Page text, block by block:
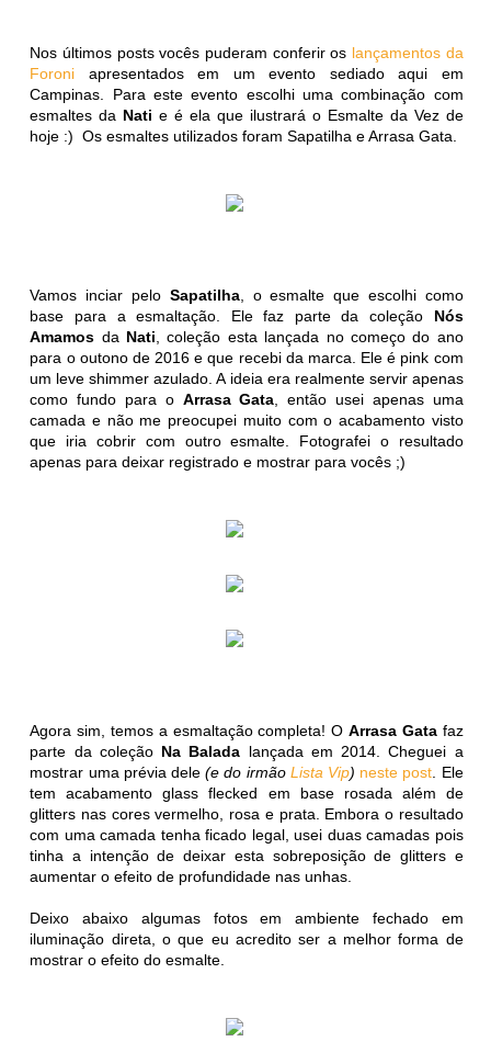
Nos últimos posts vocês puderam conferir os lançamentos da
Foroni apresentados em um evento sediado aqui em
Campinas. Para este evento escolhi uma combinação com
esmaltes da Nati e é ela que ilustrará o Esmalte da Vez de
hoje :) Os esmaltes utilizados foram Sapatilha e Arrasa Gata.
Vamos inciar pelo Sapatilha, o esmalte que escolhi como
base para a esmaltação. Ele faz parte da coleção Nós
Amamos da Nati , coleção esta lançada no começo do ano
para o outono de 2016 e que recebi da marca. Ele é pink com
um leve shimmer azulado. A ideia era realmente servir apenas
como fundo para o Arrasa Gata , então usei apenas uma
camada e não me preocupei muito com o acabamento visto
que iria cobrir com outro esmalte. Fotografei o resultado
apenas para deixar registrado e mostrar para vocês ;)
Agora sim, temos a esmaltação completa! OArrasa Gatafaz
parte da coleção Na Balada lançada em 2014. Cheguei a
mostrar uma prévia dele(e do irmão Lista Vip) neste post . Ele
tem acabamento glass flecked em base rosada além de
glitters nas cores vermelho, rosa e prata. Embora o resultado
com uma camada tenha ficado legal, usei duas camadas pois
tinha a intenção de deixar esta sobreposição de glitters e
aumentar o efeito de profundidade nas unhas.
Deixo abaixo algumas fotos em ambiente fechado em
iluminação direta, o que eu acredito ser a melhor forma de
mostrar o efeito do esmalte.